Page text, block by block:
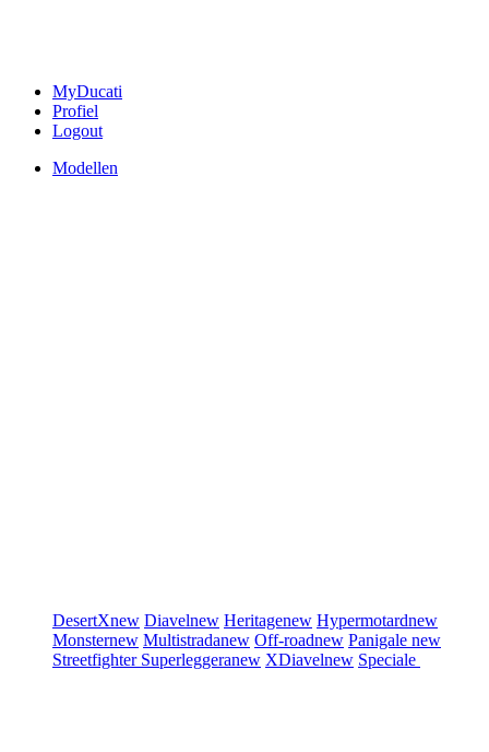
MyDucati
Profiel
Logout
Modellen
DesertXnew Diavelnew Heritagenew Hypermotardnew
Monsternew Multistradanew Off-roadnew Panigale new
Streetfighter Superleggeranew XDiavelnew Speciale